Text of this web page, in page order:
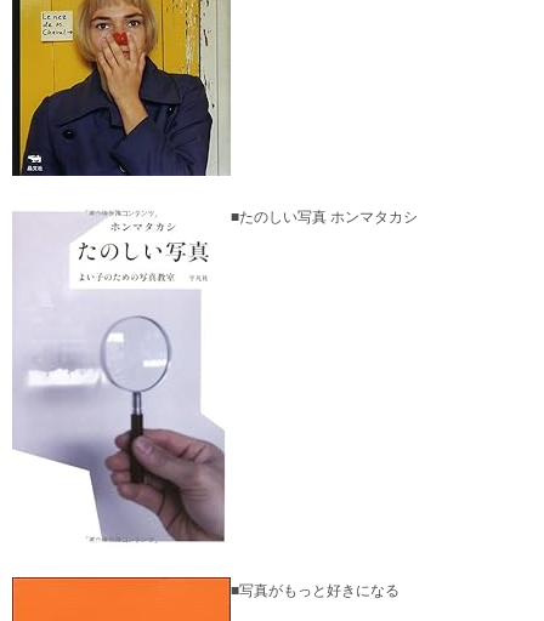
■たのしい写真 ホンマタカシ
■写真がもっと好きになる